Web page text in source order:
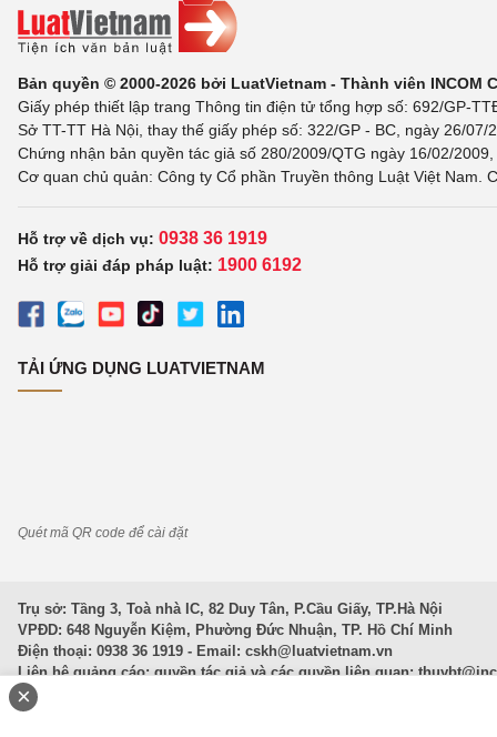
Bản quyền © 2000-2026 bởi LuatVietnam - Thành viên INCOM
Giấy phép thiết lập trang Thông tin điện tử tổng hợp số: 692/GP-
Sở TT-TT Hà Nội, thay thế giấy phép số: 322/GP - BC, ngày 26/
Chứng nhận bản quyền tác giả số 280/2009/QTG ngày 16/02/
Cơ quan chủ quản: Công ty Cổ phần Truyền thông Luật Việt Nam.
Hỗ trợ về dịch vụ: 0938 36 1919
Hỗ trợ giải đáp pháp luật: 1900 6192
TẢI ỨNG DỤNG LUATVIETNAM
Quét mã QR code để cài đặt
Trụ sở: Tầng 3, Toà nhà IC, 82 Duy Tân, P.Cầu Giấy, TP.Hà Nội
VPĐD: 648 Nguyễn Kiệm, Phường Đức Nhuận, TP. Hồ Chí Minh
Điện thoại: 0938 36 1919 - Email: cskh@luatvietnam.vn
Liên hệ quảng cáo; quyền tác giả và các quyền liên quan:
Văn Bản Pháp Luật
×